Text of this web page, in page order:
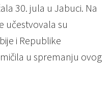
30. jula u Jabuci. Na
učestvovala su
i Republike
u spremanju ovog